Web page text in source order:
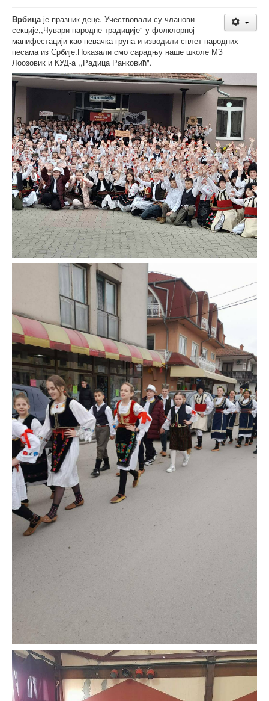
Врбицаје празник деце. Учествовали су чланови
секције,,Чувари народне традиције" у фолклорној
манифестацији као певачка група и изводили сплет народних
песама из Србије.Показали смо сарадњу наше школе МЗ
Лоозовик и КУД-а ,,Радица Ранковић".